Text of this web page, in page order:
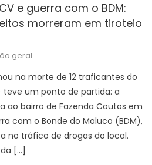
e guerra com o BDM:
morreram em tiroteio
geral
na morte de 12 traficantes do
um ponto de partida: a
ao bairro de Fazenda Coutos em
com o Bonde do Maluco (BDM),
no tráfico de drogas do local.
[…]